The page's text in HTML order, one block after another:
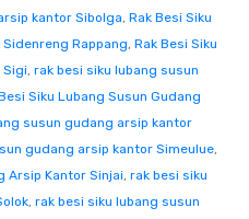
kantor Sibolga, Rak Besi Siku
Rappang, Rak Besi Siku
Sigi, rak besi siku lubang susun
Siku Lubang Susun Gudang
susun gudang arsip kantor
gudang arsip kantor Simeulue,
Arsip Kantor Sinjai, rak besi siku
, rak besi siku lubang susun